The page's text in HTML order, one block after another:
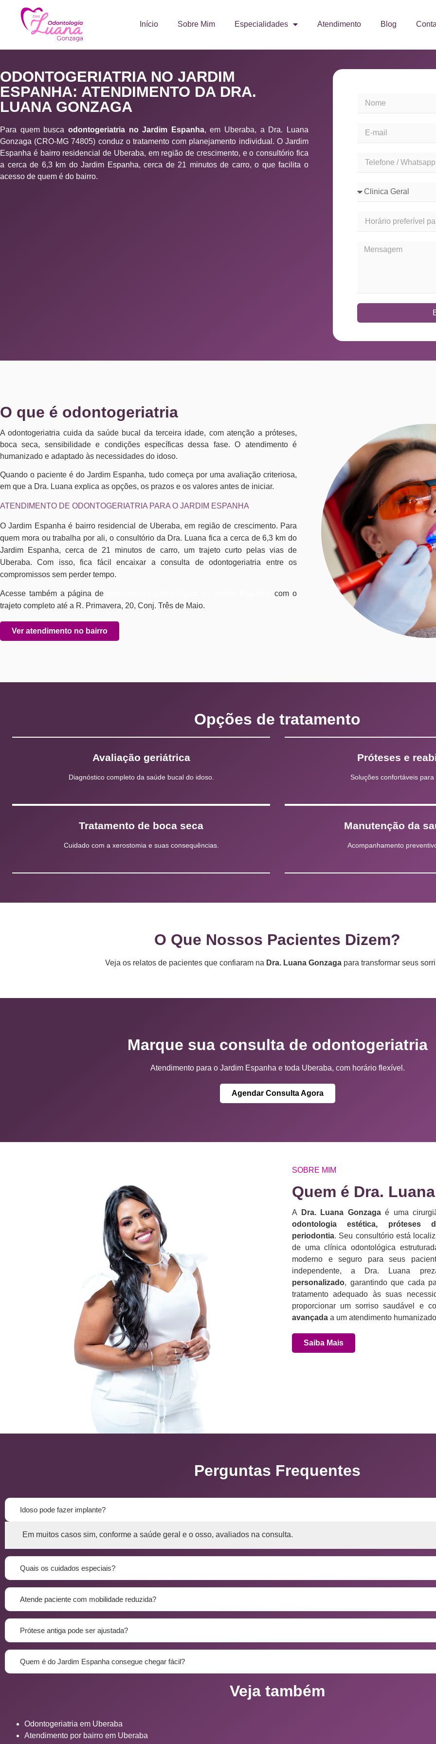
Início Sobre Mim Especialidades Atendimento Blog
ODONTOGERIATRIA NO JARDIM
ESPANHA: ATENDIMENTO DA DRA.
LUANA GONZAGA
Para quem busca odontogeriatria no Jardim Espanha, em Uberaba, a Dra. Luana
Gonzaga (CRO-MG 74805) conduz o tratamento com planejamento individual. O Jardim
Espanha é bairro residencial de Uberaba, em região de crescimento, e o consultório fica
a cerca de 6,3 km do Jardim Espanha, cerca de 21 minutos de carro, o que facilita o
acesso de quem é do bairro.
O que é odontogeriatria
A odontogeriatria cuida da saúde bucal da terceira idade, com atenção a próteses,
boca seca, sensibilidade e condições específicas dessa fase. O atendimento é
humanizado e adaptado às necessidades do idoso.
Quando o paciente é do Jardim Espanha, tudo começa por uma avaliação criteriosa,
em que a Dra. Luana explica as opções, os prazos e os valores antes de iniciar.
ATENDIMENTO DE ODONTOGERIATRIA PARA O JARDIM ESPANHA
O Jardim Espanha é bairro residencial de Uberaba, em região de crescimento. Para
quem mora ou trabalha por ali, o consultório da Dra. Luana fica a cerca de 6,3 km do
Jardim Espanha, cerca de 21 minutos de carro, um trajeto curto pelas vias de
Uberaba. Com isso, fica fácil encaixar a consulta de odontogeriatria entre os
compromissos sem perder tempo.
Acesse também a página de
com o
trajeto completo até a R. Primavera, 20, Conj. Três de Maio.
Ver atendimento no bairro
Opções de tratamento
Avaliação geriátrica
Diagnóstico completo da saúde bucal do idoso.
Próteses e
Soluções confortáveis
Tratamento de boca seca
Cuidado com a xerostomia e suas consequências.
Manutenção da
Acompanhamento
O Que Nossos Pacientes Dizem?
Veja os relatos de pacientes que confiaram na Dra. Luana Gonzaga para transformar seus
Marque sua consulta de odontogeriatria
Atendimento para o Jardim Espanha e toda Uberaba, com horário flexível.
Agendar Consulta Agora
SOBRE MIM
Quem é Dra.
A Dra. Luana Gonzagaé uma
odontologia estética, próteses
periodontia. Seu consultório está
de uma clínica odontológica
moderno e seguro para seus
independente, a Dra. Luana
personalizado, garantindo que cada
tratamento adequado às suas
proporcionar um sorriso saudável e
avançada a um atendimento
Saiba Mais
Perguntas Frequentes
Idoso pode fazer implante?
Em muitos casos sim, conforme a saúde geral e o osso, avaliados na consulta.
Quais os cuidados especiais?
Atende paciente com mobilidade reduzida?
Prótese antiga pode ser ajustada?
Quem é do Jardim Espanha consegue chegar fácil?
Veja também
Odontogeriatria em Uberaba
Atendimento por bairro em Uberaba